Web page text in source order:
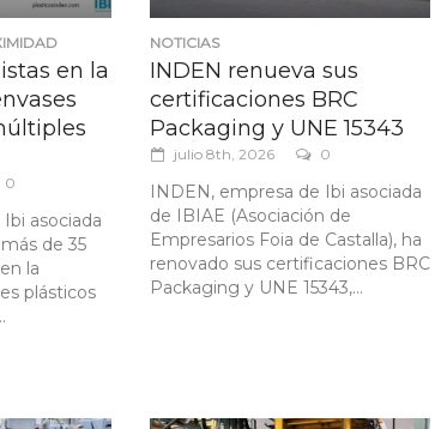
en la
0
asociada
de 35
la
plásticos
NOTICIAS
INDEN renueva sus
certificaciones BRC
Packaging y UNE 15343
julio 8th, 2026 0
INDEN, empresa de Ibi asociada
de IBIAE (Asociación de
Empresarios Foia de Castalla), ha
renovado sus certificaciones BRC
Packaging y UNE 15343,...